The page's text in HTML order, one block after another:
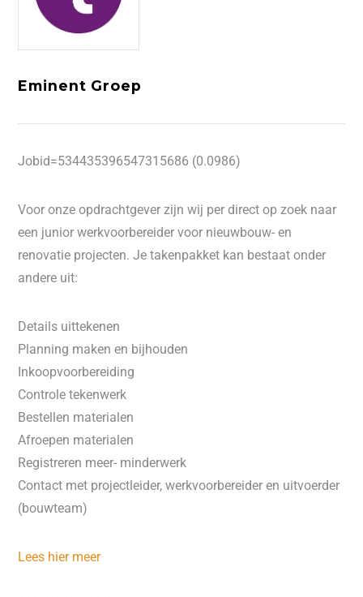
Eminent Groep
Jobid=534435396547315686 (0.0986)
Voor onze opdrachtgever zijn wij per direct op zoek naar
een junior werkvoorbereider voor nieuwbouw- en
renovatie projecten. Je takenpakket kan bestaat onder
andere uit:
Details uittekenen
Planning maken en bijhouden
Inkoopvoorbereiding
Controle tekenwerk
Bestellen materialen
Afroepen materialen
Registreren meer- minderwerk
Contact met projectleider, werkvoorbereider en uitvoerder
(bouwteam)
Lees hier meer